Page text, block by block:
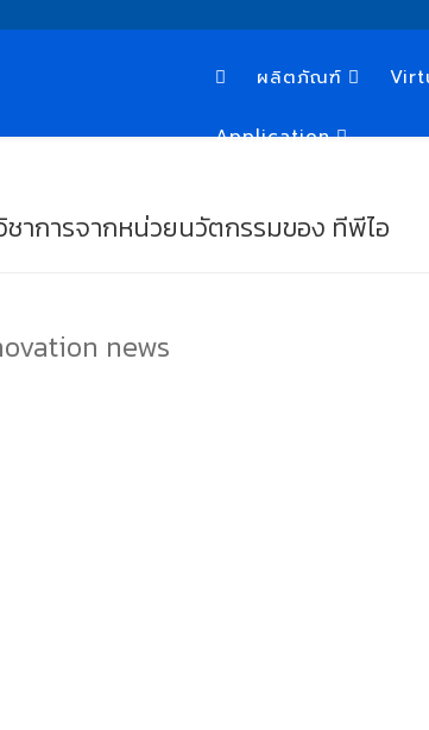
ผลิตภัณฑ์
Application
ชาการจากหน่วยนวัตกรรมของ ทีพีไอ
news